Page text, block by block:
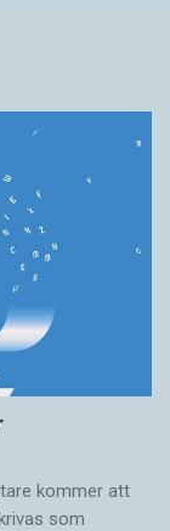
­kommer att
som